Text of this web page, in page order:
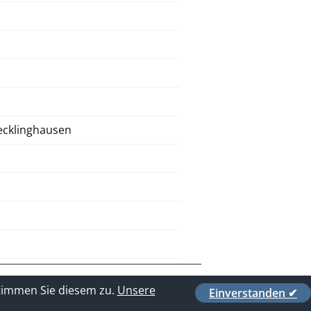
Einverstanden ✔
Sie diesem zu. Unsere